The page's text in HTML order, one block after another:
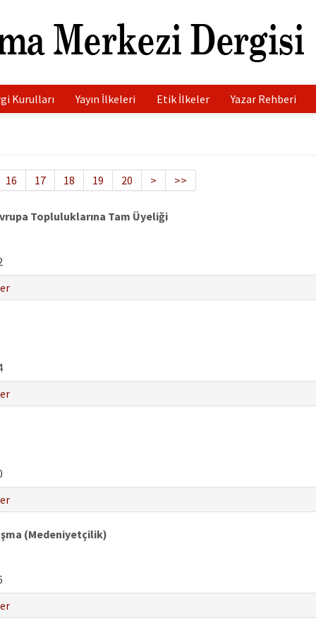
Kurulları Yayın İlkeleri Etik İlkeler Yazar Rehberi
16 17 18 19 20 > >>
Topluluklarına Tam Üyeliği
(Medeniyetçilik)